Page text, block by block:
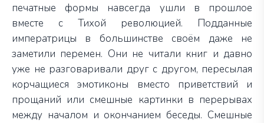
печатные формы навсегда ушли в прошлое
вместе с Тихой революцией. Подданные
императрицы в большинстве своём даже не
заметили перемен. Они не читали книг и давно
уже не разговаривали друг с другом, пересылая
корчащиеся эмотиконы вместо приветствий и
прощаний или смешные картинки в перерывах
между началом и окончанием беседы. Смешные